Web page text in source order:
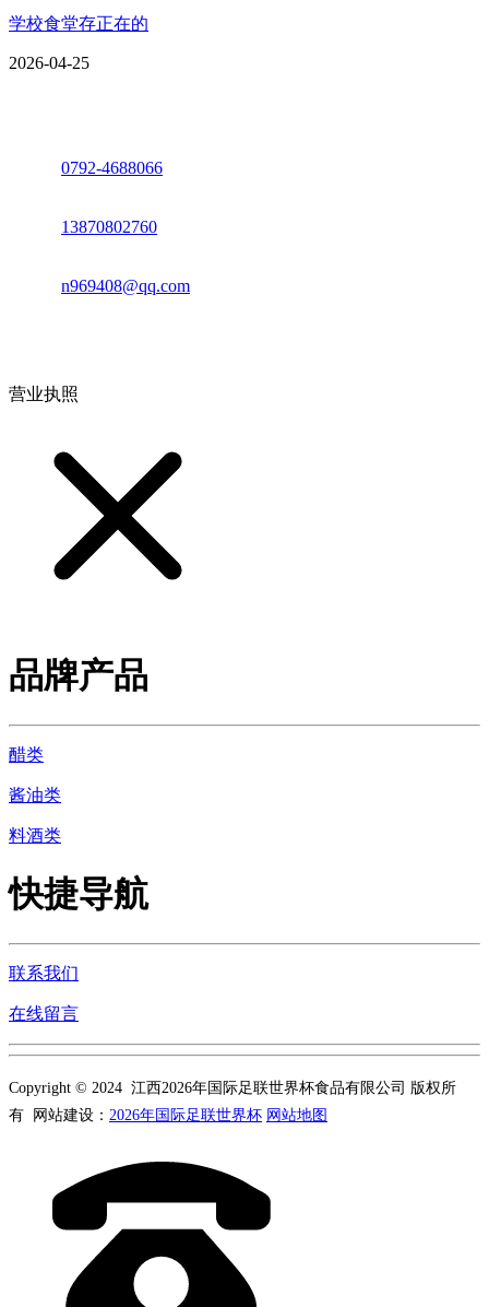
学校食堂存正在的
2026-04-25
0792-4688066
13870802760
n969408@qq.com
营业执照
品牌产品
醋类
酱油类
料酒类
快捷导航
联系我们
在线留言
Copyright © 2024 江西2026年国际足联世界杯食品有限公司 版权所
有 网站建设： 2026年国际足联世界杯 网站地图